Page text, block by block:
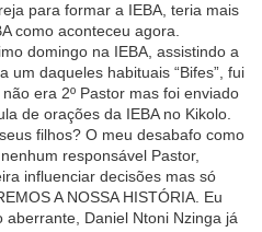
para formar a IEBA, teria mais
como aconteceu agora.
domingo na IEBA, assistindo a
um daqueles habituais “Bifes”, fui
era 2º Pastor mas foi enviado
de orações da IEBA no Kikolo.
filhos? O meu desabafo como
responsável Pastor,
influenciar decisões mas só
A NOSSA HISTÓRIA. Eu
Daniel Ntoni Nzinga já